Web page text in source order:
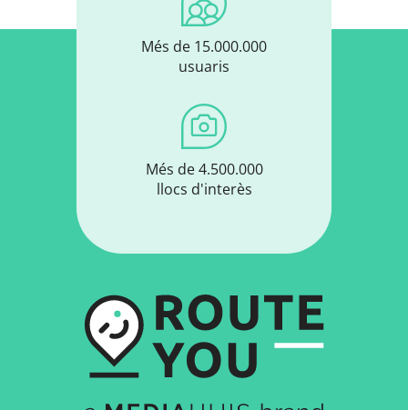
Més de 15.000.000
usuaris
Més de 4.500.000
llocs d'interès